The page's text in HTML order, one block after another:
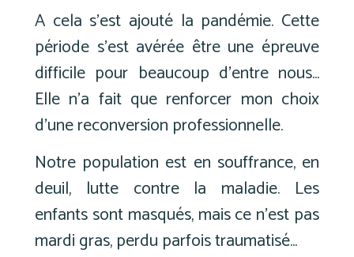
A cela s’est ajouté la pandémie. Cette
période s’est avérée être une épreuve
difficile pour beaucoup d’entre nous…
Elle n’a fait que renforcer mon choix
d’une reconversion professionnelle.
Notre population est en souffrance, en
deuil, lutte contre la maladie. Les
enfants sont masqués, mais ce n’est pas
mardi gras, perdu parfois traumatisé…